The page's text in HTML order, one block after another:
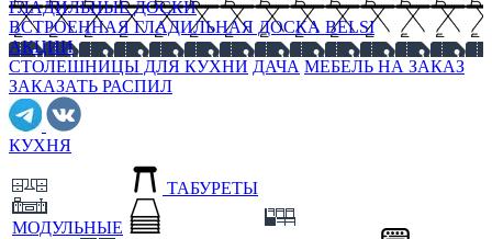
ГЛАДИЛЬНЫЕ ДОСКИ
ВСТРОЕННАЯ ГЛАДИЛЬНАЯ ДОСКА BELSI
АКЦИИ
СТОЛЕШНИЦЫ ДЛЯ КУХНИ ДАЧА МЕБЕЛЬ НА ЗАКАЗ
ЗАКАЗАТЬ РАСПИЛ
КУХНЯ
МОДУЛЬНЫЕ
ТАБУРЕТЫ